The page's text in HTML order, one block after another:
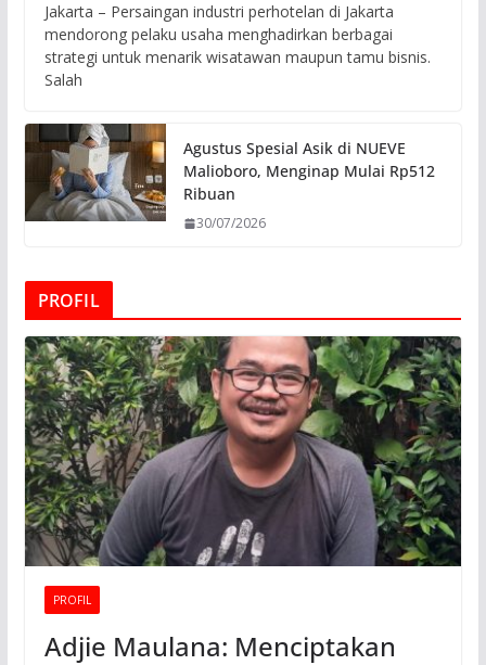
Jakarta – Persaingan industri perhotelan di Jakarta
mendorong pelaku usaha menghadirkan berbagai
strategi untuk menarik wisatawan maupun tamu bisnis.
Salah
Agustus Spesial Asik di NUEVE
Malioboro, Menginap Mulai Rp512
Ribuan
30/07/2026
PROFIL
PROFIL
Adjie Maulana: Menciptakan